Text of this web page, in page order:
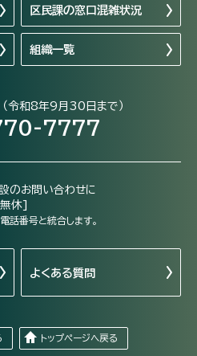
区民課の窓口混雑状況
組織一覧
（令和8年9月30日まで）
7777
のお問い合わせに
休]
番号と統合します。
よくある質問
トップページへ戻る